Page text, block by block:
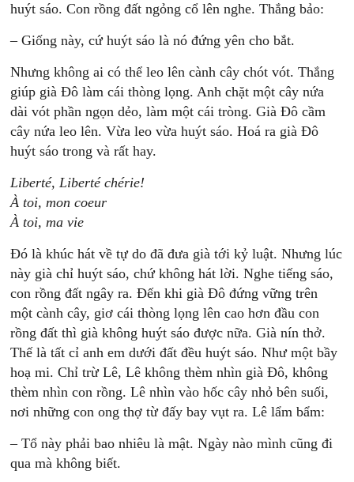
huýt sáo. Con rồng đất ngỏng cổ lên nghe. Thắng bảo:
– Giống này, cứ huýt sáo là nó đứng yên cho bắt.
Nhưng không ai có thể leo lên cành cây chót vót. Thắng
giúp già Đô làm cái thòng lọng. Anh chặt một cây nứa
dài vót phần ngọn dẻo, làm một cái tròng. Già Đô cầm
cây nứa leo lên. Vừa leo vừa huýt sáo. Hoá ra già Đô
huýt sáo trong và rất hay.
Liberté, Liberté chérie!
À toi, mon coeur
À toi, ma vie
Đó là khúc hát về tự do đã đưa già tới kỷ luật. Nhưng lúc
này già chỉ huýt sáo, chứ không hát lời. Nghe tiếng sáo,
con rồng đất ngây ra. Đến khi già Đô đứng vững trên
một cành cây, giơ cái thòng lọng lên cao hơn đầu con
rồng đất thì già không huýt sáo được nữa. Già nín thở.
Thế là tất cỉ anh em dưới đất đều huýt sáo. Như một bầy
hoạ mi. Chỉ trừ Lê, Lê không thèm nhìn già Đô, không
thèm nhìn con rồng. Lê nhìn vào hốc cây nhỏ bên suối,
nơi những con ong thợ từ đấy bay vụt ra. Lê lẩm bẩm:
– Tổ này phải bao nhiêu là mật. Ngày nào mình cũng đi
qua mà không biết.